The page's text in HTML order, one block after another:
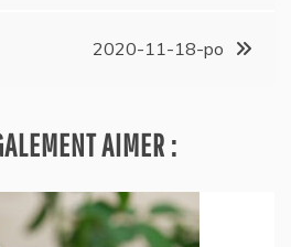
2020-11-18-po
AIMER :